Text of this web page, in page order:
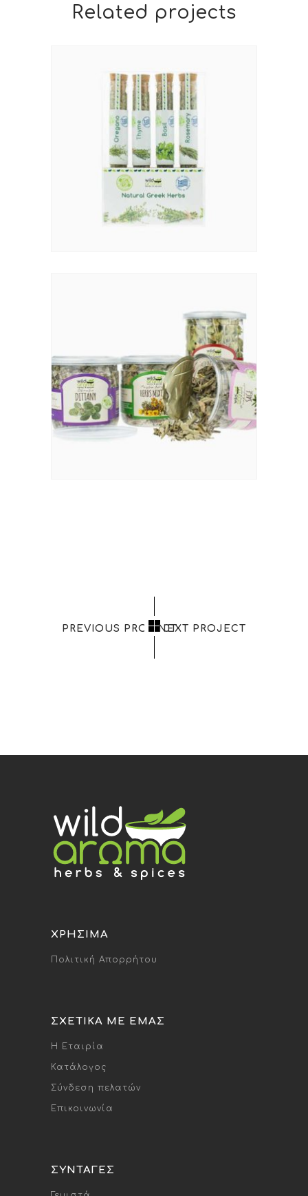
Related projects
PREVIOUS PROJECTNEXT PROJECT
ΧΡΉΣΙΜΑ
Πολιτική Απορρήτου
ΣΧΕΤΙΚΆ ΜΕ ΕΜΆΣ
Η Εταιρία
Κατάλογος
Σύνδεση πελατών
Επικοινωνία
ΣΥΝΤΑΓΈΣ